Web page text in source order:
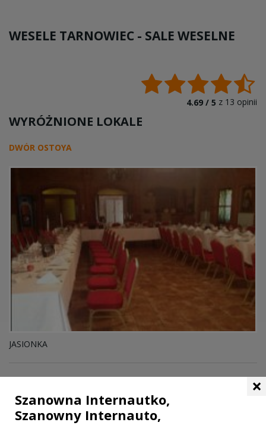
WESELE TARNOWIEC - SALE WESELNE
4.69 / 5 z 13 opinii
WYRÓŻNIONE LOKALE
DWÓR OSTOYA
JASIONKA
×
Szanowna Internautko,
Szanowny Internauto,